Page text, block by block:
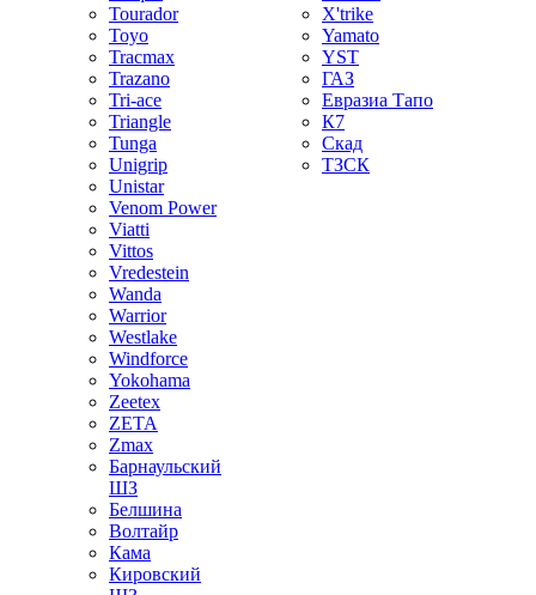
Tourador
Toyo
Tracmax
Trazano
Tri-ace
Triangle
Tunga
Unigrip
Unistar
Venom Power
Viatti
Vittos
Vredestein
Wanda
Warrior
Westlake
Windforce
Yokohama
Zeetex
ZETA
Zmax
Барнаульский
ШЗ
Белшина
Волтайр
Кама
Кировский
X'trike
Yamato
YST
ГАЗ
Евразиа Тапо
К7
Скад
ТЗСК